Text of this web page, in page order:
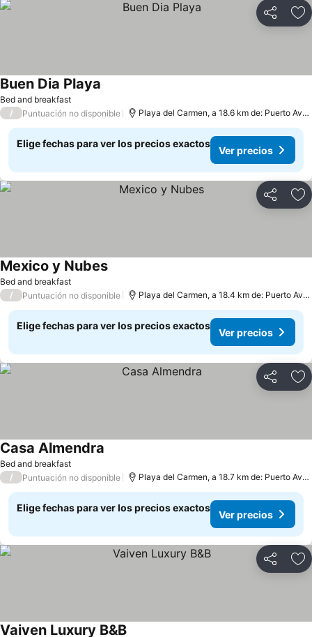
Compartir
Bed and breakfast
Buen Dia Playa
/ Puntuación no disponible Playa del Carmen, a 18.6 km de: Puerto Aventuras
Elige fechas para ver los precios exactos
Ver precios
Compartir
Bed and breakfast
Mexico y Nubes
/ Puntuación no disponible Playa del Carmen, a 18.4 km de: Puerto Aventuras
Elige fechas para ver los precios exactos
Ver precios
Compartir
Bed and breakfast
Casa Almendra
/ Puntuación no disponible Playa del Carmen, a 18.7 km de: Puerto Aventuras
Elige fechas para ver los precios exactos
Ver precios
Compartir
Vaiven Luxury B&B